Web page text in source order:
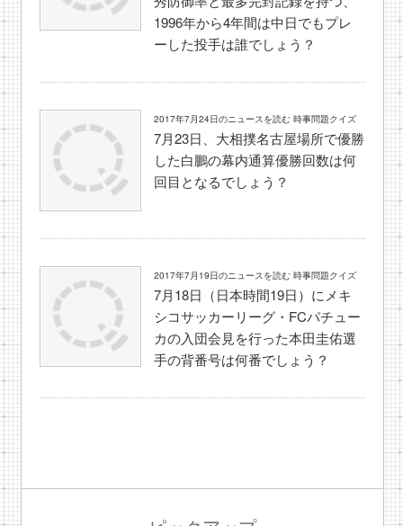
1996年から4年間は中日でもプレ
ーした投手は誰でしょう？
2017年7月24日のニュースを読む 時事問題クイズ
7月23日、大相撲名古屋場所で優勝
した白鵬の幕内通算優勝回数は何
回目となるでしょう？
2017年7月19日のニュースを読む 時事問題クイズ
7月18日（日本時間19日）にメキ
シコサッカーリーグ・FCパチュー
カの入団会見を行った本田圭佑選
手の背番号は何番でしょう？